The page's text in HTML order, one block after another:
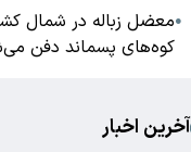
●معضل زباله در شمال
کوه‌های پسماند دفن
آخرین اخبار